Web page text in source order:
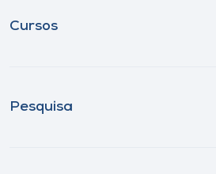
Cursos
Pesquisa